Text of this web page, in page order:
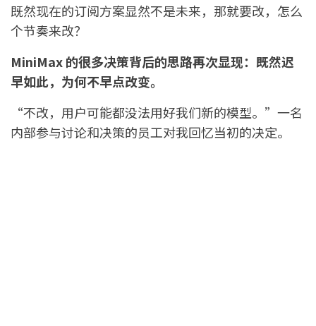
既然现在的订阅方案显然不是未来，那就要改，怎么
个节奏来改？
MiniMax 的很多决策背后的思路再次显现：既然迟
早如此，为何不早点改变。
“不改，用户可能都没法用好我们新的模型。”一名
内部参与讨论和决策的员工对我回忆当初的决定。